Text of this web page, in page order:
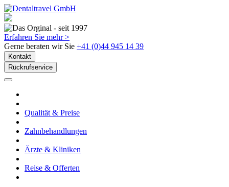
Erfahren Sie mehr >
Gerne beraten wir Sie +41 (0)44 945 14 39
Kontakt
Rückrufservice
Qualität & Preise
Zahnbehandlungen
Ärzte & Kliniken
Reise & Offerten